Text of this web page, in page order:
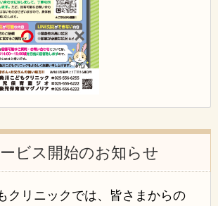
ビス開始のお知らせ
クリニックでは、皆さまからの